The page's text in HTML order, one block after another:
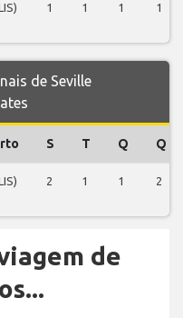
1 1 1 1
de Seville
S T Q Q
2 1 1 2
de